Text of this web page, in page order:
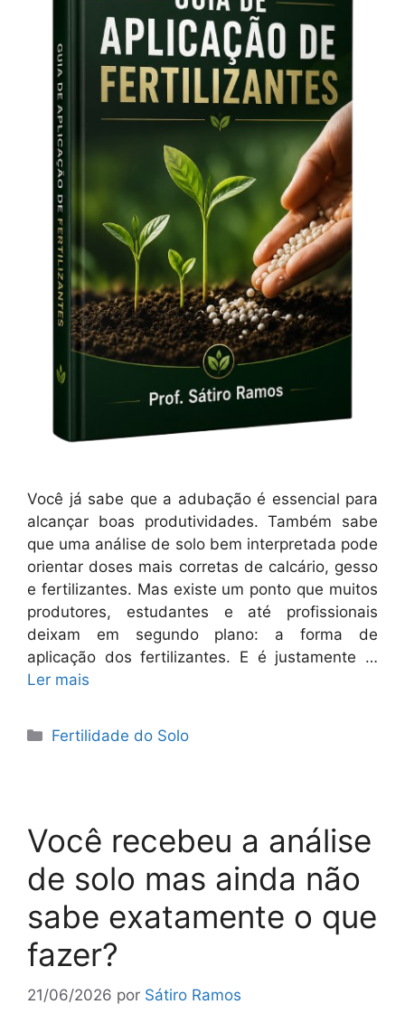
Você já sabe que a adubação é essencial para
alcançar boas produtividades. Também sabe
que uma análise de solo bem interpretada pode
orientar doses mais corretas de calcário, gesso
e fertilizantes. Mas existe um ponto que muitos
produtores, estudantes e até profissionais
deixam em segundo plano: a forma de
aplicação dos fertilizantes. E é justamente …
Ler mais
Categorias
Fertilidade do Solo
Você recebeu a análise
de solo mas ainda não
sabe exatamente o que
fazer?
21/06/2026 por Sátiro Ramos